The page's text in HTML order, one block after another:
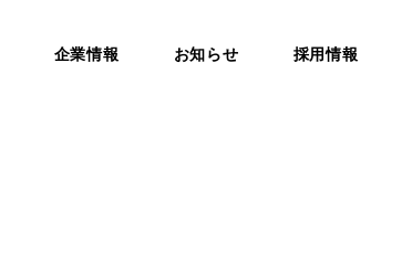
企業情報 お知らせ 採用情報